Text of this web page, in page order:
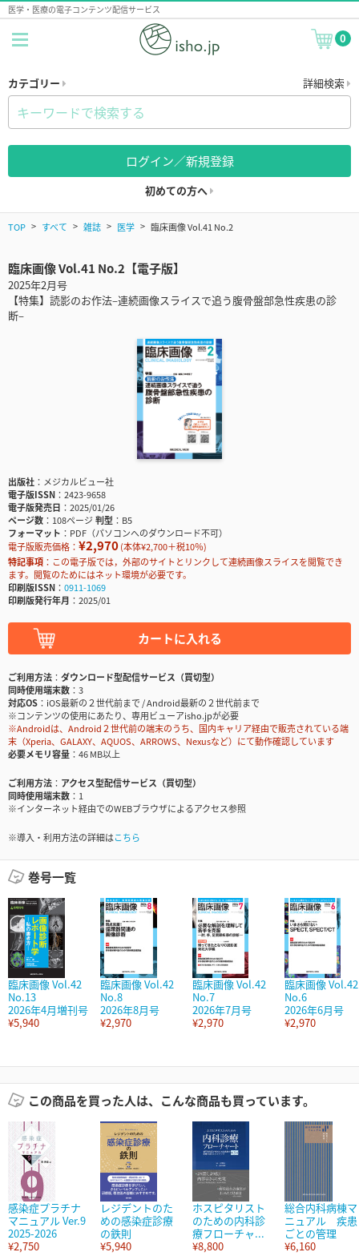
医学・医療の電子コンテンツ配信サービス
0
カテゴリー 詳細検索
ログイン／新規登録
初めての方へ
TOP すべて 雑誌 医学 臨床画像 Vol.41 No.2
臨床画像 Vol.41 No.2【電子版】
2025年2月号
【特集】読影のお作法–連続画像スライスで追う腹骨盤部急性疾患の診
断–
出版社
メジカルビュー社
電子版ISSN
2423-9658
電子版発売日
2025/01/26
ページ数
108ページ判型
B5
フォーマット
PDF（パソコンへのダウンロード不可）
電子版販売価格： ¥2,970(本体¥2,700＋税10％)
特記事項
この電子版では，外部のサイトとリンクして連続画像スライスを閲覧でき
ます。閲覧のためにはネット環境が必要です。
印刷版ISSN
0911-1069
印刷版発行年月
2025/01
カートに入れる
ご利用方法
ダウンロード型配信サービス（買切型）
同時使用端末数
3
対応OS
iOS最新の２世代前まで / Android最新の２世代前まで
※コンテンツの使用にあたり、専用ビューアisho.jpが必要
※Androidは、Android２世代前の端末のうち、国内キャリア経由で販売されている端
末（Xperia、GALAXY、AQUOS、ARROWS、Nexusなど）にて動作確認しています
必要メモリ容量
46 MB以上
ご利用方法
アクセス型配信サービス（買切型）
同時使用端末数
1
※インターネット経由でのWEBブラウザによるアクセス参照
※導入・利用方法の詳細はこちら
巻号一覧
臨床画像 Vol.42
No.13
2026年4月増刊号
¥5,940
臨床画像 Vol.42
No.8
2026年8月号
¥2,970
臨床画像 Vol.42
No.7
2026年7月号
¥2,970
臨床画像 Vol.42
No.6
2026年6月号
¥2,970
この商品を買った人は、こんな商品も買っています。
感染症プラチナ
マニュアル Ver.9
2025-2026
¥2,750
レジデントのた
めの感染症診療
の鉄則
¥5,940
ホスピタリスト
のための内科診
療フローチャ...
¥8,800
総合内科病棟マ
ニュアル 疾患
ごとの管理
¥6,160